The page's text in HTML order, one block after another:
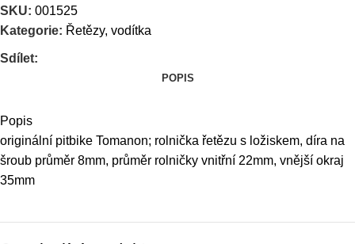
SKU: 001525
Kategorie: Řetězy, vodítka
Sdílet:
POPIS
Popis
originální pitbike Tomanon; rolnička řetězu s ložiskem, díra na
šroub průměr 8mm, průměr rolničky vnitřní 22mm, vnější okraj
35mm